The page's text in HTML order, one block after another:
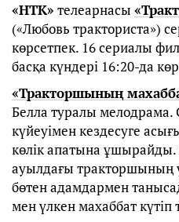
«НТК» телеарнасы
(«Любовь тракториста»)
көрсетпек. 16 сериалы
басқа күндері 16:20-да
«Тракторшының
Белла туралы
күйеуімен кездесуге
көлік апатына ұшырайды.
ауылдағы тракторшының
бөтен адамдармен
мен үлкен махаббат күтіп